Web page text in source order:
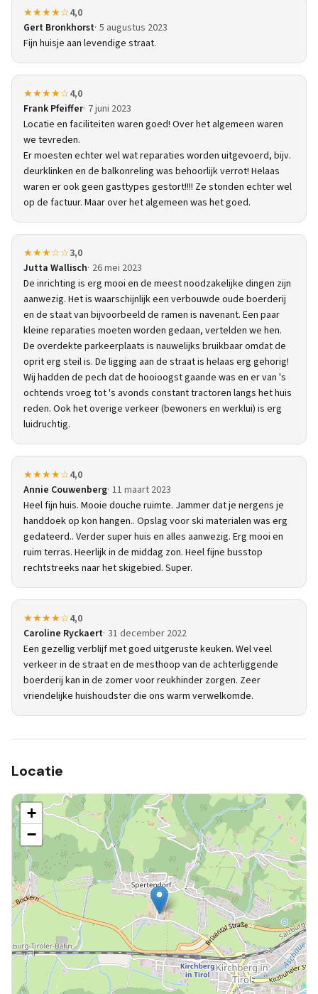
★★★★☆4,0
Gert Bronkhorst 5 augustus 2023
Fijn huisje aan levendige straat.
★★★★☆4,0
Frank Pfeiffer 7 juni 2023
Locatie en faciliteiten waren goed! Over het algemeen waren
we tevreden.
Er moesten echter wel wat reparaties worden uitgevoerd, bijv.
deurklinken en de balkonreling was behoorlijk verrot! Helaas
waren er ook geen gasttypes gestort!!!! Ze stonden echter wel
op de factuur. Maar over het algemeen was het goed.
★★★☆☆3,0
Jutta Wallisch 26 mei 2023
De inrichting is erg mooi en de meest noodzakelijke dingen zijn
aanwezig. Het is waarschijnlijk een verbouwde oude boerderij
en de staat van bijvoorbeeld de ramen is navenant. Een paar
kleine reparaties moeten worden gedaan, vertelden we hen.
De overdekte parkeerplaats is nauwelijks bruikbaar omdat de
oprit erg steil is. De ligging aan de straat is helaas erg gehorig!
Wij hadden de pech dat de hooioogst gaande was en er van 's
ochtends vroeg tot 's avonds constant tractoren langs het huis
reden. Ook het overige verkeer (bewoners en werklui) is erg
luidruchtig.
★★★★☆4,0
Annie Couwenberg 11 maart 2023
Heel fijn huis. Mooie douche ruimte. Jammer dat je nergens je
handdoek op kon hangen.. Opslag voor ski materialen was erg
gedateerd.. Verder super huis en alles aanwezig. Erg mooi en
ruim terras. Heerlijk in de middag zon. Heel fijne busstop
rechtstreeks naar het skigebied. Super.
★★★★☆4,0
Caroline Ryckaert 31 december 2022
Een gezellig verblijf met goed uitgeruste keuken. Wel veel
verkeer in de straat en de mesthoop van de achterliggende
boerderij kan in de zomer voor reukhinder zorgen. Zeer
vriendelijke huishoudster die ons warm verwelkomde.
Locatie
+
−